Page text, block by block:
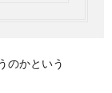
のかという